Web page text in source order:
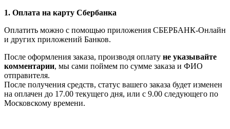
1. Оплата на карту Сбербанка
Оплатить можно с помощью приложения СБЕРБАНК-Онлайн
и других приложений Банков.
После оформления заказа, производя оплату не указывайте
комментарии, мы сами поймем по сумме заказа и ФИО
отправителя.
После получения средств, статус вашего заказа будет изменен
на оплачен до 17.00 текущего дня, или с 9.00 следующего по
Московскому времени.